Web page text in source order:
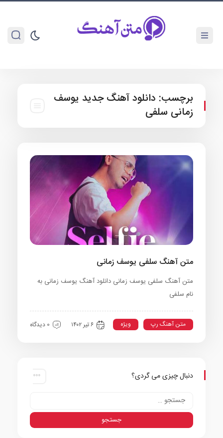
برچسب: دانلود آهنگ جدید یوسف
زمانی سلفی
متن آهنگ سلفی یوسف زمانی
متن آهنگ سلفی یوسف زمانی دانلود آهنگ یوسف زمانی به
نام سلفی
متن آهنگ رپ ویژه ۶ تیر ۱۴۰۲ 0 دیدگاه
دنبال چیزی می گردی؟